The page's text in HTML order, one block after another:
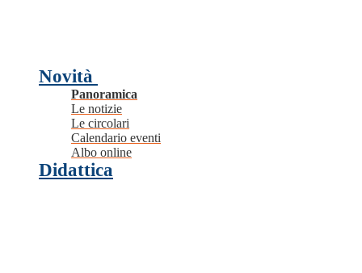
Novità
Panoramica
Le notizie
Le circolari
Calendario eventi
Albo online
Didattica